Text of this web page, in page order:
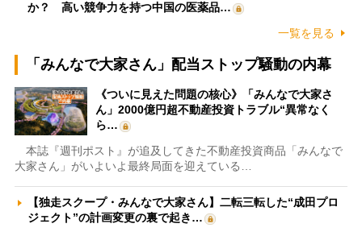
か？ 高い競争力を持つ中国の医薬品…
一覧を見る
「みんなで大家さん」配当ストップ騒動の内幕
《ついに見えた問題の核心》「みんなで大家さ
ん」2000億円超不動産投資トラブル“異常なく
ら…
本誌『週刊ポスト』が追及してきた不動産投資商品「みんなで
大家さん」がいよいよ最終局面を迎えている…
【独走スクープ・みんなで大家さん】二転三転した“成田プロ
ジェクト”の計画変更の裏で起き…